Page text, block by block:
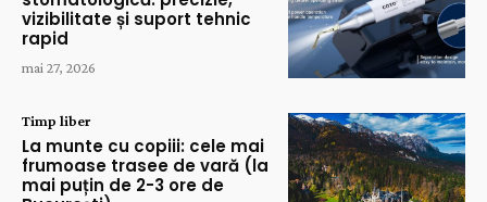
vizibilitate și suport tehnic
rapid
mai 27, 2026
Timp liber
La munte cu copiii: cele mai
frumoase trasee de vară (la
mai puțin de 2-3 ore de